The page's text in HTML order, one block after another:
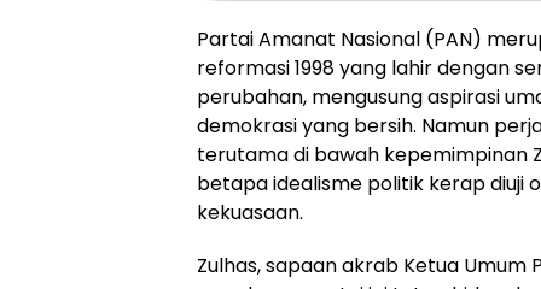
Partai Amanat Nasional (PAN)
reformasi 1998 yang lahir dengan
perubahan, mengusung aspirasi
demokrasi yang bersih. Namun
terutama di bawah kepemimpinan
betapa idealisme politik kerap diuji
kekuasaan.
Zulhas, sapaan akrab Ketua Umum